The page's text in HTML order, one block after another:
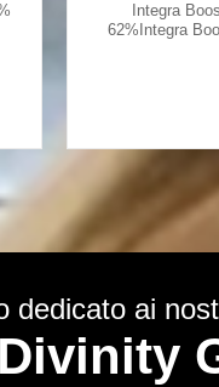
Integra
62%Integra
dedicato ai